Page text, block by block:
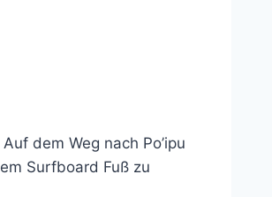
Auf dem Weg nach Po’ipu
Surfboard Fuß zu